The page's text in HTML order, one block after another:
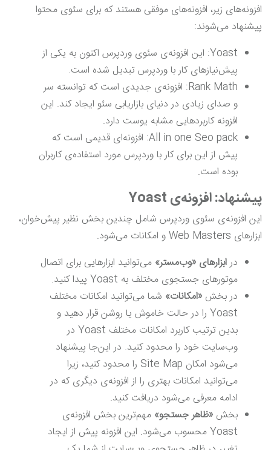
افزونه‌های زیر، افزونه‌های موفقی هستند که برای سئوی محتوا
پیشنهاد می‌شوند:
Yoast: این افزونه‌ی سئوی وردپرس اکنون به یکی از
پیش‌نیازهای کار با وردپرس تبدیل شده است.
Rank Math: افزونه‌ی جدیدی است که توانسته سر
و صدای زیادی در دنیای بازاریابی سئو ایجاد کند. این
افزونه کاربردهایی مشابه یوست دارد.
All in one Seo pack: افزونه‌ای قدیمی است که
پیش از این برای کار با وردپرس مورد استفاده‌ی کاربران
بوده است.
پیشنهاد: افزونه‌ی Yoast
این افزونه‌ی سئوی وردپرس شامل چندین بخش نظیر پیش‌خوان،
ابزارهای Web Masters و امکانات می‌شود.
درابزارهای «وب‌مستر» می‌توانید ابزارهایی برای اتصال
موتورهای جستجوی مختلف به Yoast پیدا ‌کنید.
در بخش «امکانات» شما می‌توانید امکانات مختلف
Yoast را در حالت خاموش یا روشن قرار دهید و
بدین ترتیب کاربرد امکانات مختلف Yoast در
وب‌سایت خود را محدود کنید. در این‌جا پیشنهاد
می‌شود امکان Site Map را محدود کنید، زیرا
می‌توانید امکانات بهتری را از افزونه‌ی دیگری که در
ادامه معرفی می‌شود دریافت کنید.
بخش «ظاهر جستجو» مهم‌ترین بخش افزونه‌ی
Yoast محسوب می‌شود. این افزونه پیش از ایجاد